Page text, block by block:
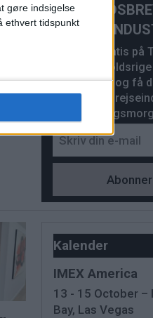
gøre indsigelse
ethvert tidspunkt
Abonner gratis på
News’ indholdsrige
nyhedsbrev og få
nyheder fra
hver
Kalender
IMEX America
13 - 15 October –
Bay, Las Vegas